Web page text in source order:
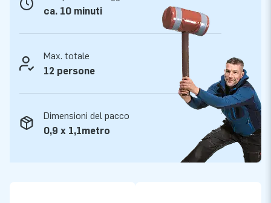
Sono quindi molto resistenti e facili da pulire. Il saltarello è
inoltre coperto da una garanzia di 5 anni. Per questo motivo,
con questo prodotto fornisci il piacere di gioco ottimale per
anni.
Più di 15.000 clienti hanno scelto JB
Da più di 15 anni JB fa letteralmente fare i salti di gioia a
milioni di persone in tutto il mondo. I nostri progettisti,
sviluppatori e addetti alla logistica forniscono attrazioni
gonfiabili uniche e insuperabili! E ti garantiscono sempre un
servizio e una consegna professionali. Ecco perché ci
ca. 10 minuti
Max. totale
12 persone
Dimensioni del pacco
0,9 x 1,1metro